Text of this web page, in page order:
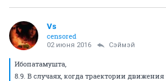
Vs
censored
02 июня 2016 Сэймэй
Ибопатамушта,
8.9. В случаях, когда траектории